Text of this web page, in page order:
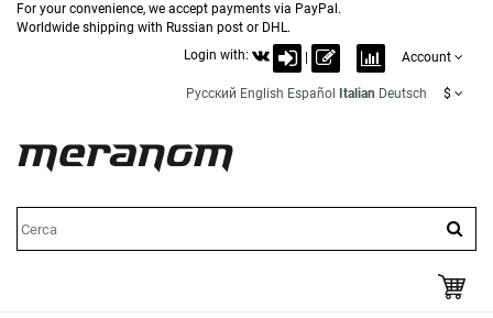
For your convenience, we accept payments via PayPal.
Worldwide shipping with Russian post or DHL.
Login with:
Account
Русский English Español Italian Deutsch $